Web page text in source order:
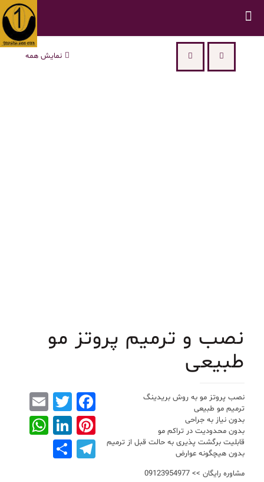
نمایش همه
نصب و ترمیم پروتز مو
طبیعی
نصب پروتز مو به روش بریدینگ
ترمیم مو طبیعی
بدون نیاز به جراحی
بدون محدودیت در تراکم مو
قابلیت برگشت پذیری به حالت قبل از ترمیم
بدون هیچگونه عوارض
مشاوره رایگان >> 09123954977
Pinterest